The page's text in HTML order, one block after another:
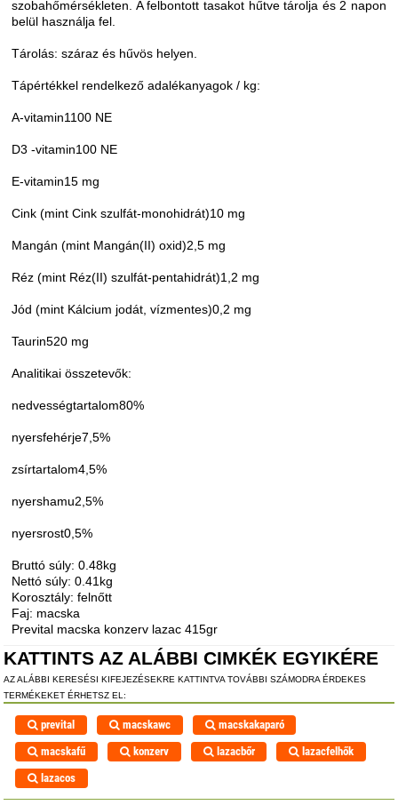
szobahőmérsékleten. A felbontott tasakot hűtve tárolja és 2 napon
belül használja fel.
Tárolás: száraz és hűvös helyen.
Tápértékkel rendelkező adalékanyagok / kg:
A-vitamin1100 NE
D3 -vitamin100 NE
E-vitamin15 mg
Cink (mint Cink szulfát-monohidrát)10 mg
Mangán (mint Mangán(II) oxid)2,5 mg
Réz (mint Réz(II) szulfát-pentahidrát)1,2 mg
Jód (mint Kálcium jodát, vízmentes)0,2 mg
Taurin520 mg
Analitikai összetevők:
nedvességtartalom80%
nyersfehérje7,5%
zsírtartalom4,5%
nyershamu2,5%
nyersrost0,5%
Bruttó súly: 0.48kg
Nettó súly: 0.41kg
Korosztály: felnőtt
Faj: macska
Prevital macska konzerv lazac 415gr
KATTINTS AZ ALÁBBI CIMKÉK EGYIKÉRE
AZ ALÁBBI KERESÉSI KIFEJEZÉSEKRE KATTINTVA TOVÁBBI SZÁMODRA ÉRDEKES
TERMÉKEKET ÉRHETSZ EL:
prevital macskawc
macskakaparó
macskafű
konzerv lazacbőr
lazacfelhők
lazacos